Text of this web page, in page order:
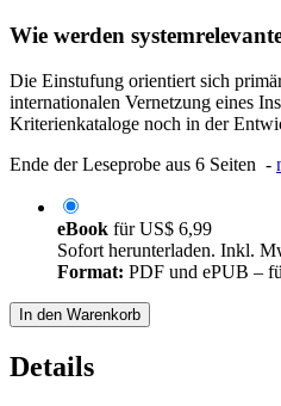
Wie werden
Die Einstufung orientiert sich
internationalen Vernetzung eines
Kriterienkataloge noch in der
Ende der Leseprobe aus 6 Seiten -
eBook fürUS$ 6,99
Sofort herunterladen. Inkl.
Format: PDF und ePUB –
In den Warenkorb
Details